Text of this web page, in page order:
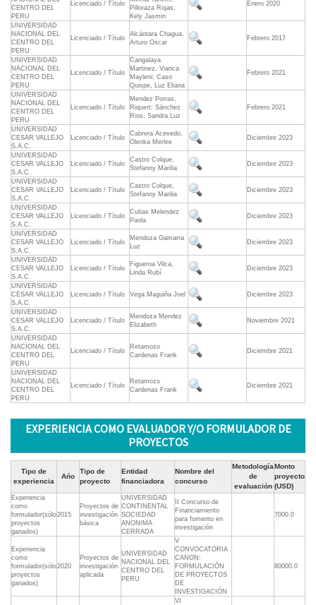
CENTRO DEL
PERU
Licenciado / Título
Pilloraza Rojas,
Kely Jasmin
Enero 2020
UNIVERSIDAD
NACIONAL DEL
CENTRO DEL
PERU
Licenciado / Título
Alcántara Chagua,
Arturo Oscar
Febrero 2017
UNIVERSIDAD
NACIONAL DEL
CENTRO DEL
PERU
Licenciado / Título
Cangalaya
Martinez, Vianca
Mayleni; Caso
Quispe, Luz Eliana
Febrero 2021
UNIVERSIDAD
NACIONAL DEL
CENTRO DEL
PERU
Licenciado / Título
Mendez Porras,
Riquert; Sánchez
Rios, Sandra Luz
Febrero 2021
UNIVERSIDAD
CESAR VALLEJO
S.A.C.
Licenciado / Título
Cabrera Acevedo,
Olenka Merlee
Diciembre 2023
UNIVERSIDAD
CESAR VALLEJO
S.A.C.
Licenciado / Título
Castro Colque,
Stefanny Marilia
Diciembre 2023
UNIVERSIDAD
CESAR VALLEJO
S.A.C.
Licenciado / Título
Castro Colque,
Stefanny Marilia
Diciembre 2023
UNIVERSIDAD
CESAR VALLEJO
S.A.C.
Licenciado / Título
Cubas Melendez
Paola
Diciembre 2023
UNIVERSIDAD
CESAR VALLEJO
S.A.C.
Licenciado / Título
Mendoza Gamarra
Luz
Diciembre 2023
UNIVERSIDAD
CESAR VALLEJO
S.A.C.
Licenciado / Título
Figueroa Vilca,
Linda Rubí
Diciembre 2023
UNIVERSIDAD
CESAR VALLEJO
S.A.C.
Licenciado / Título Vega Maguiña Joel Diciembre 2023
UNIVERSIDAD
CESAR VALLEJO
S.A.C.
Licenciado / Título
Mendoza Mendez
Elizabeth
Noviembre 2021
UNIVERSIDAD
NACIONAL DEL
CENTRO DEL
PERU
Licenciado / Título
Retamozo
Cardenas Frank
Diciembre 2021
UNIVERSIDAD
NACIONAL DEL
CENTRO DEL
PERU
Licenciado / Título
Retamozo
Cardenas Frank
Diciembre 2021
EXPERIENCIA COMO EVALUADOR Y/O FORMULADOR DE
PROYECTOS
Tipo de
experiencia
Ańo
Tipo de
proyecto
Entidad
financiadora
Nombre del
concurso
Metodología
de
evaluación
Monto
proyecto
(USD)
Experiencia
como
formulador(sólo
proyectos
ganados)
2015
Proyectos de
investigación
básica
UNIVERSIDAD
CONTINENTAL
SOCIEDAD
ANONIMA
CERRADA
II Concurso de
Financiamiento
para fomento en
investigación
7000.0
Experiencia
como
formulador(sólo
proyectos
ganados)
2020
Proyectos de
investigación
aplicada
UNIVERSIDAD
NACIONAL DEL
CENTRO DEL
PERU
V
CONVOCATORIA
CANON:
FORMULACIÓN
DE PROYECTOS
DE
INVESTIGACIÓN
80000.0
VI